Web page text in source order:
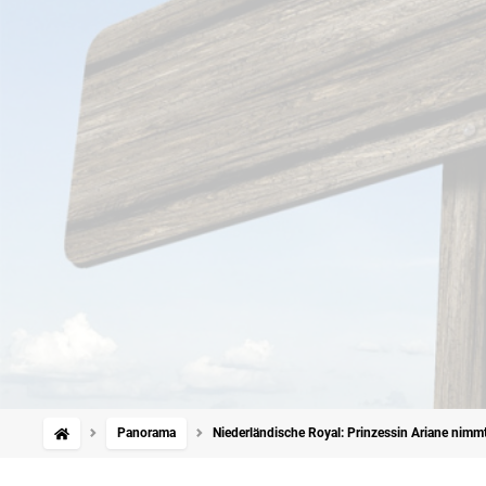
Panorama Niederländische Royal: Prinzessin Ariane